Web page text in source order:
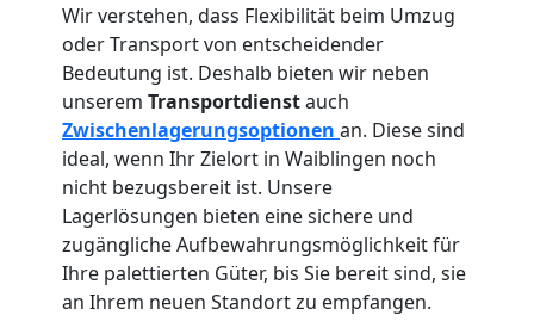
Wir verstehen, dass Flexibilität beim Umzug
oder Transport von entscheidender
Bedeutung ist. Deshalb bieten wir neben
unserem Transportdienstauch
Zwischenlagerungsoptionen an. Diese sind
ideal, wenn Ihr Zielort in Waiblingen noch
nicht bezugsbereit ist. Unsere
Lagerlösungen bieten eine sichere und
zugängliche Aufbewahrungsmöglichkeit für
Ihre palettierten Güter, bis Sie bereit sind, sie
an Ihrem neuen Standort zu empfangen.